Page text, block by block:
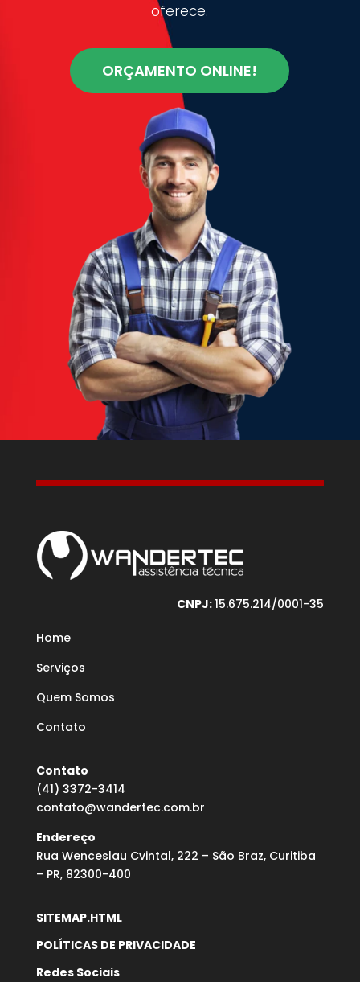
oferece.
ORÇAMENTO ONLINE!
CNPJ:15.675.214/0001-35
Home
Serviços
Quem Somos
Contato
Contato
(41) 3372-3414
contato@wandertec.com.br
Endereço
Rua Wenceslau Cvintal, 222 – São Braz, Curitiba
– PR, 82300-400
SITEMAP.HTML
POLÍTICAS DE PRIVACIDADE
Redes Sociais